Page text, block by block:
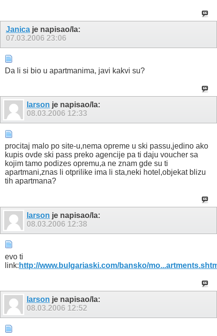
Janica je napisao/la:
07.03.2006 23:06
Da li si bio u apartmanima, javi kakvi su?
larson je napisao/la:
08.03.2006 12:33
procitaj malo po site-u,nema opreme u ski passu,jedino ako
kupis ovde ski pass preko agencije pa ti daju voucher sa
kojim tamo podizes opremu,a ne znam gde su ti
apartmani,znas li otprilike ima li sta,neki hotel,objekat blizu
tih apartmana?
larson je napisao/la:
08.03.2006 12:38
evo ti
link: http://www.bulgariaski.com/bansko/
larson je napisao/la:
08.03.2006 12:52